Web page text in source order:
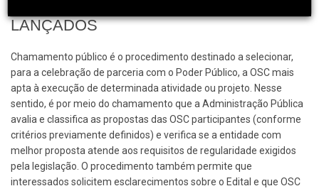
LANÇADOS
Chamamento público é o procedimento destinado a selecionar,
para a celebração de parceria com o Poder Público, a OSC mais
apta à execução de determinada atividade ou projeto. Nesse
sentido, é por meio do chamamento que a Administração Pública
avalia e classifica as propostas das OSC participantes (conforme
critérios previamente definidos) e verifica se a entidade com
melhor proposta atende aos requisitos de regularidade exigidos
pela legislação. O procedimento também permite que
interessados solicitem esclarecimentos sobre o Edital e que OSC